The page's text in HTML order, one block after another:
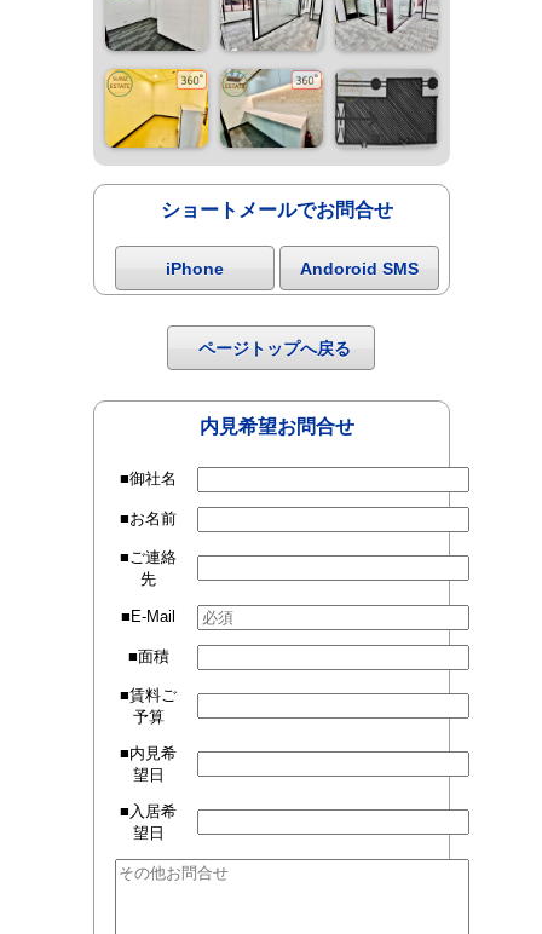
ショートメールでお問合せ
iPhone Andoroid SMS
ページトップへ戻る
内見希望お問合せ
■御社名
■お名前
■ご連絡
先
■E-Mail
■面積
■賃料ご
予算
■内見希
望日
■入居希
望日